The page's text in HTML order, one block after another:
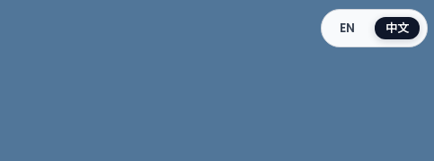
EN 中文